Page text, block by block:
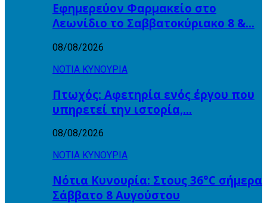
Εφημερεύον Φαρμακείο στο
Λεωνίδιο το Σαββατοκύριακο 8 &…
08/08/2026
ΝΟΤΙΑ ΚΥΝΟΥΡΙΑ
Πτωχός: Αφετηρία ενός έργου που
υπηρετεί την ιστορία,…
08/08/2026
ΝΟΤΙΑ ΚΥΝΟΥΡΙΑ
Νότια Κυνουρία: Στους 36°C σήμερα
Σάββατο 8 Αυγούστου